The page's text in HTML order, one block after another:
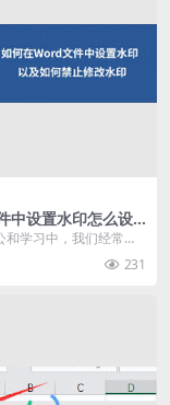
中设置水印怎么设
文档添加水印方法
和学习中，我们经常需
档中设置水印，以保护
标明...
231